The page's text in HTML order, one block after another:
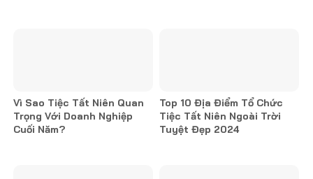
Vì Sao Tiệc Tất Niên Quan
Trọng Với Doanh Nghiệp
Cuối Năm?
Top 10 Địa Điểm Tổ Chức
Tiệc Tất Niên Ngoài Trời
Tuyệt Đẹp 2024